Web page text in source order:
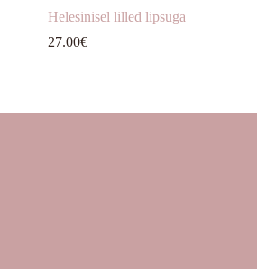
Helesinisel lilled lipsuga
27.00€